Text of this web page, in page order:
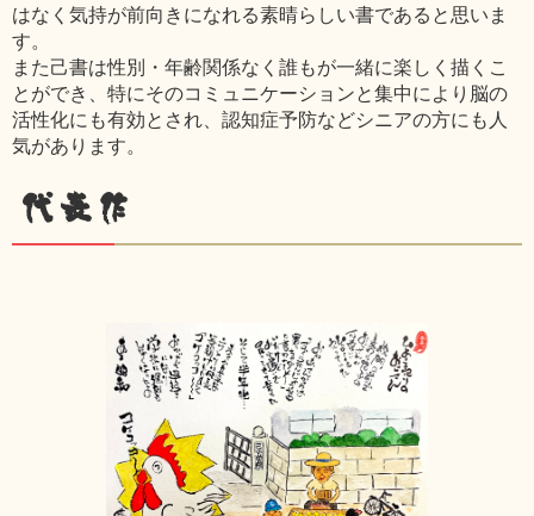
はなく気持が前向きになれる素晴らしい書であると思いま
す。
また己書は性別・年齢関係なく誰もが一緒に楽しく描くこ
とができ、特にそのコミュニケーションと集中により脳の
活性化にも有効とされ、認知症予防などシニアの方にも人
気があります。
代表作